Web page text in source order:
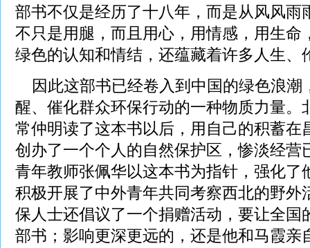
部书不仅是经历了十八年，而是从风风雨
不只是用腿，而且用心，用情感，用生命
绿色的认知和情结，还蕴藏着许多人生、
因此这部书已经卷入到中国的绿色浪潮
醒、催化群众环保行动的一种物质力量。
常仲明读了这本书以后，用自己的积蓄在
创办了一个个人的自然保护区，惨淡经营
青年教师张佩华以这本书为指针，强化了
积极开展了中外青年共同考察西北的野外
保人士还倡议了一个捐赠活动，要让全国
部书；影响更深更远的，还是他和马霞亲